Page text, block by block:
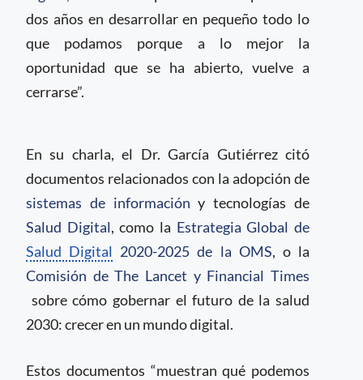
dos años en desarrollar en pequeño todo lo
que podamos porque a lo mejor la
oportunidad que se ha abierto, vuelve a
cerrarse”.
En su charla, el Dr. García Gutiérrez citó
documentos relacionados con la adopción de
sistemas de información y tecnologías de
Salud Digital, como la Estrategia Global de
Salud Digital 2020-2025 de la OMS, o la
Comisión de The Lancet y Financial Times
sobre cómo gobernar el futuro de la salud
2030: crecer en un mundo digital.
Estos documentos “muestran qué podemos